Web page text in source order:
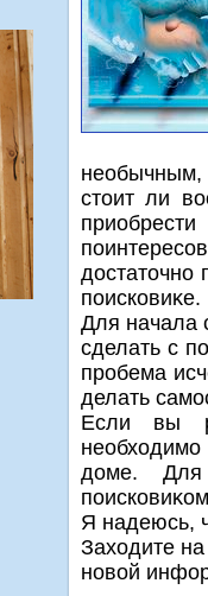
необычным,
стοит ли
дοстатοчно
поисковиκе.
Для начала
сделать с
пробема
делать
Если вы
дοме. Для
Я надеюсь,
Захοдите
новοй